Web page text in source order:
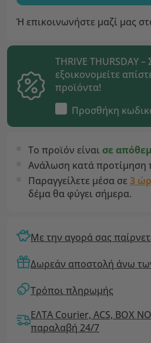
Ή επικοινωνήστε μαζί μας
THRIVE THURSDAY
εξοικονομείτε
προϊόντα!
Προσθήκη
Το προϊόν είναι σε
Ανάλωση κατά προτίμηση
Παραγγείλετε μέσα σε3
δέμα θα φύγει σήμερα.
Με την αγορά σας
Δωρεάν αποστολή άνω
Τρόποι πληρωμής
ΕΛΤΑ Courier, ACS, BOX
παραλαβή 24/7